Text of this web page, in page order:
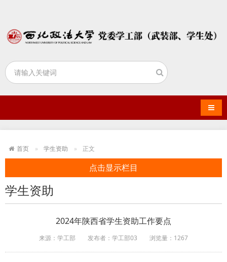
导航
首页 学生资助 正文
点击显示栏目
学生资助
2024年陕西省学生资助工作要点
来源：学工部 发布者：学工部03 浏览量： 1267